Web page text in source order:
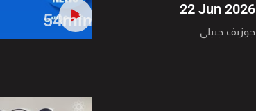
22 Jun 2026
جوزيف جبيلي
54min